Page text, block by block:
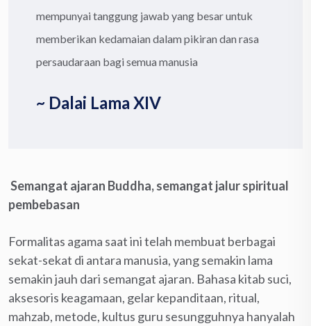
mempunyai tanggung jawab yang besar untuk
memberikan kedamaian dalam pikiran dan rasa
persaudaraan bagi semua manusia
~ Dalai Lama XIV
Semangat ajaran Buddha, semangat jalur spiritual
pembebasan
Formalitas agama saat ini telah membuat berbagai
sekat-sekat di antara manusia, yang semakin lama
semakin jauh dari semangat ajaran. Bahasa kitab suci,
aksesoris keagamaan, gelar kepanditaan, ritual,
mahzab, metode, kultus guru sesungguhnya hanyalah